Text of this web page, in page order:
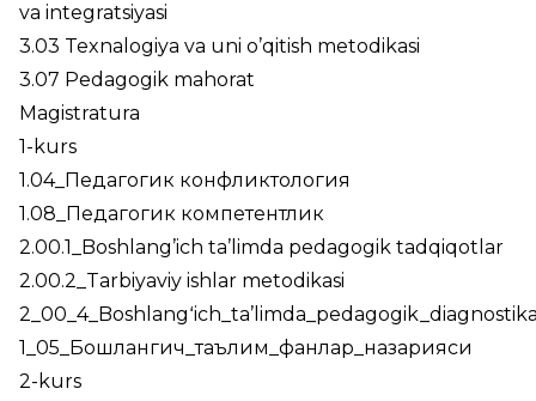
va integratsiyasi
3.03 Texnalogiya va uni o’qitish metodikasi
3.07 Pedagogik mahorat
Magistratura
1-kurs
1.04_Педагогик конфликтология
1.08_Педагогик компетентлик
2.00.1_Boshlang’ich ta’limda pedagogik tadqiqotlar
2.00.2_Tarbiyaviy ishlar metodikasi
1_05_Бошлангич_таълим_фанлар_назарияси
2-kurs